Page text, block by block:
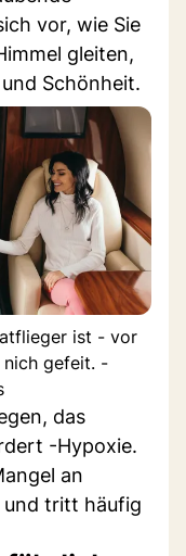
vor, wie Sie
gleiten,
Schönheit.
ist - vor
gefeit. -
das
-Hypoxie.
an
und tritt häufig